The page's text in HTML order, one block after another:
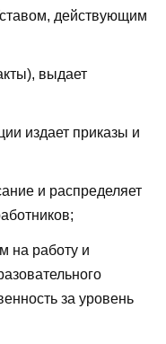
действующим
выдает
издает приказы и
и распределяет
на работу и
за уровень